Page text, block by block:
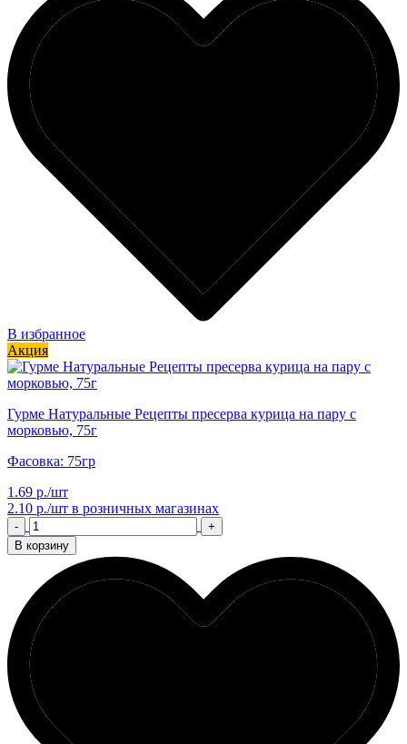
В избранное
Акция
Гурме Натуральные Рецепты пресерва курица на пару с
морковью, 75г
Фасовка: 75гр
1.69 р./шт
2.10 р./шт в розничных магазинах
-
+
В корзину